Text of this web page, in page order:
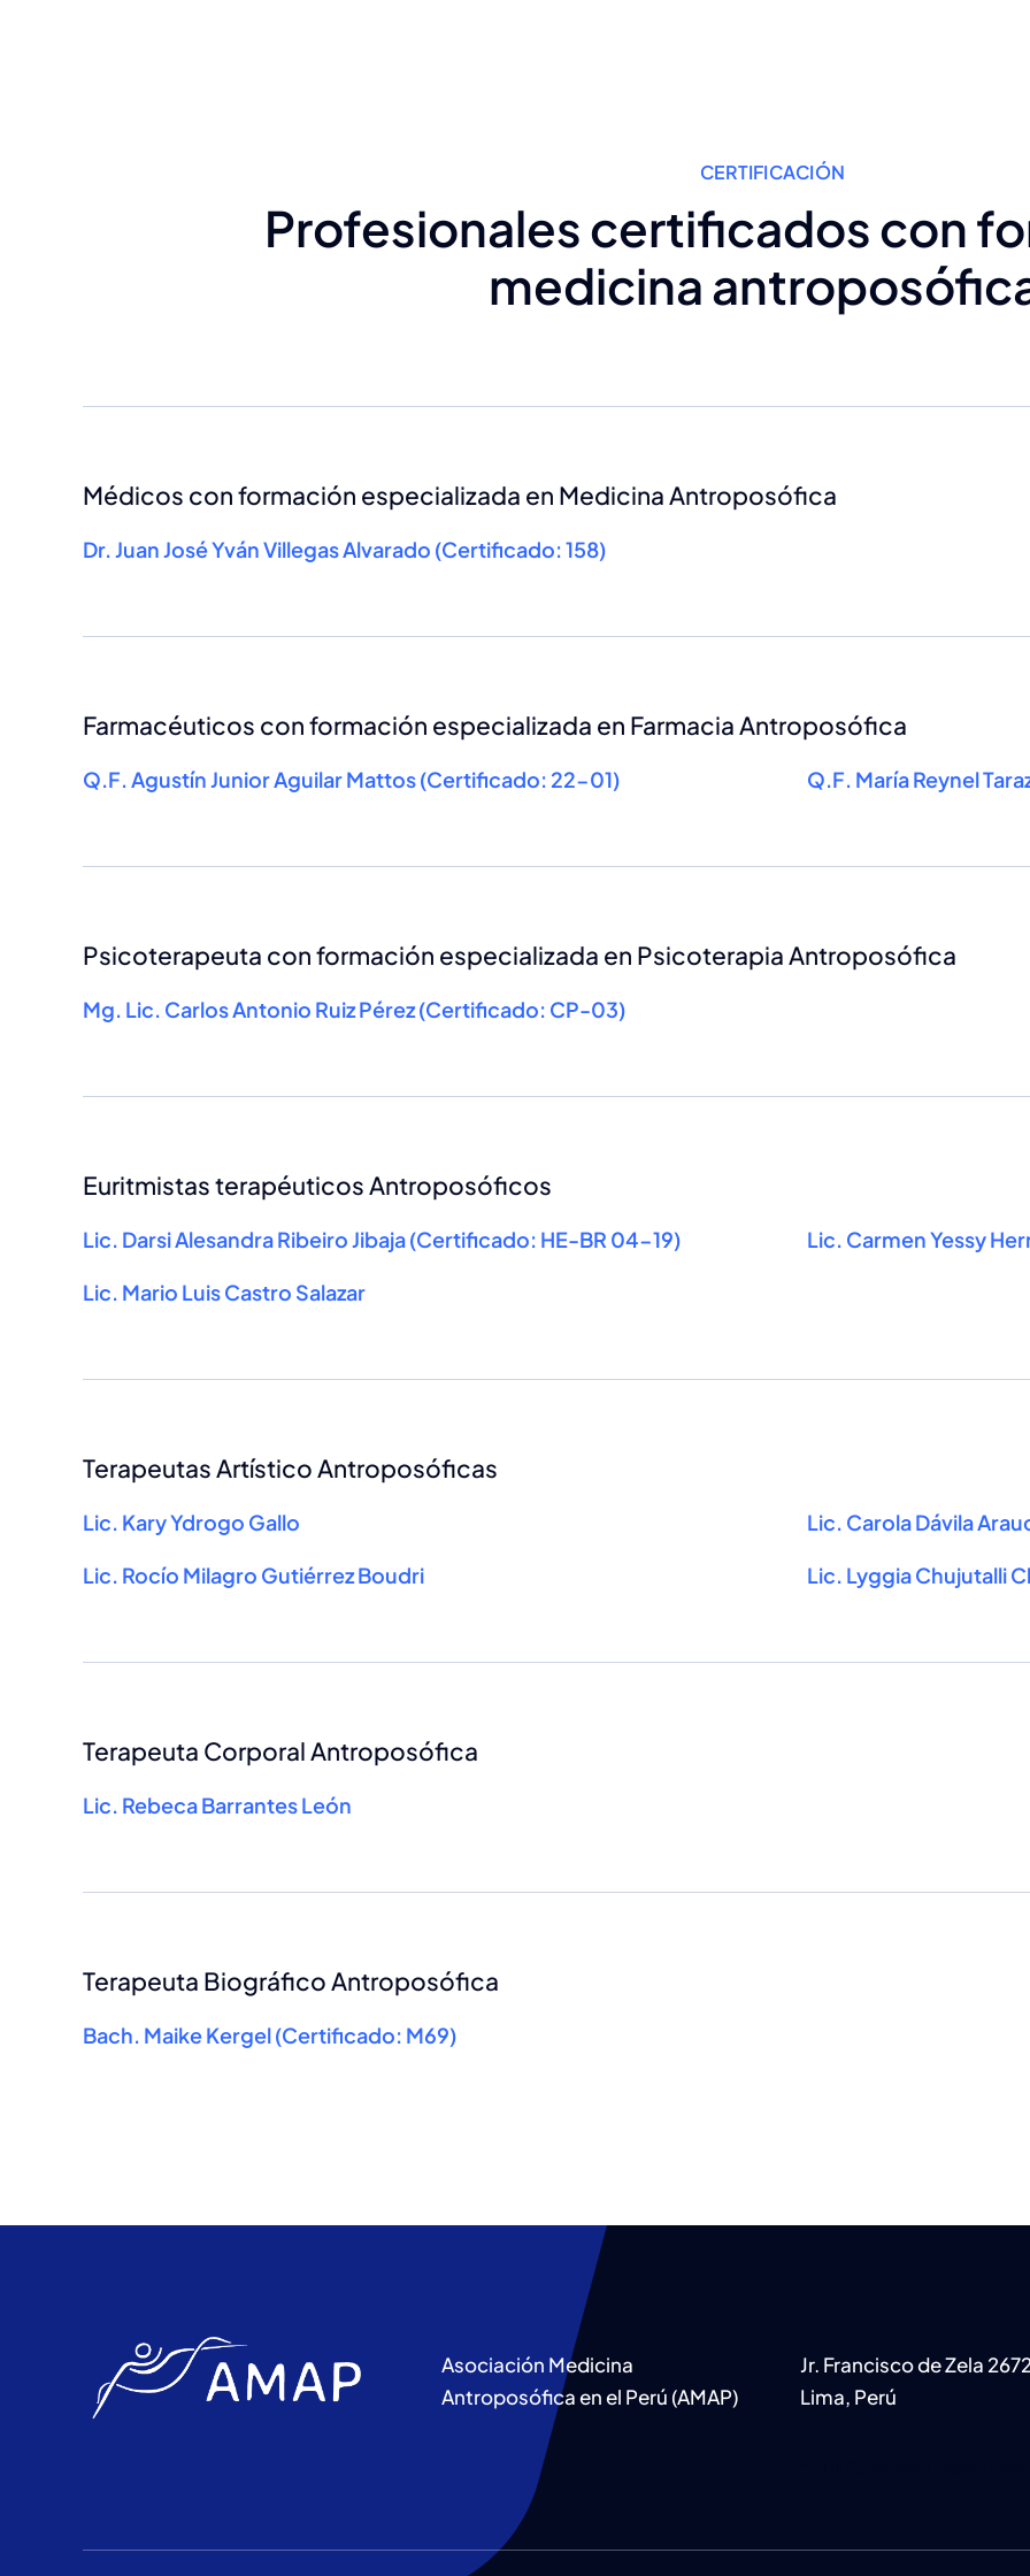
CERTIFICACIÓN
Profesionales certificados con
medicina
Médicos con formación especializada en Medicina Antroposófica
Dr. Juan José Yván Villegas Alvarado (Certificado: 158)
Farmacéuticos con formación especializada en Farmacia Antroposófica
Q.F. Agustín Junior Aguilar Mattos (Certificado: 22-01) Q.F. María Reynel
Psicoterapeuta con formación especializada en Psicoterapia Antroposófica
Mg. Lic. Carlos Antonio Ruiz Pérez (Certificado: CP-03)
Euritmistas terapéuticos Antroposóficos
Lic. Darsi Alesandra Ribeiro Jibaja (Certificado: HE-BR 04-19)
Lic. Carmen Yessy
Lic. Mario Luis Castro Salazar
Terapeutas Artístico Antroposóficas
Lic. Kary Ydrogo Gallo
Lic. Carola Dávila
Lic. Rocío Milagro Gutiérrez Boudri
Lic. Lyggia Chujutalli
Terapeuta Corporal Antroposófica
Lic. Rebeca Barrantes León
Terapeuta Biográfico Antroposófica
Bach. Maike Kergel (Certificado: M69)
Asociación Medicina
Antroposófica en el Perú (AMAP)
Jr. Francisco de Zela
Lima, Perú